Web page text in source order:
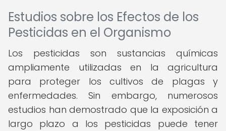
Estudios sobre los Efectos de los
Pesticidas en el Organismo
Los pesticidas son sustancias químicas
ampliamente utilizadas en la agricultura
para proteger los cultivos de plagas y
enfermedades. Sin embargo, numerosos
estudios han demostrado que la exposición a
largo plazo a los pesticidas puede tener